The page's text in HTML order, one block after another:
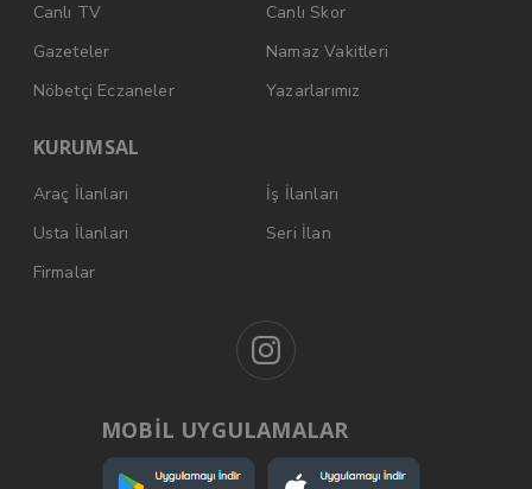
Canlı TV
Canlı Skor
Gazeteler
Namaz Vakitleri
Nöbetçi Eczaneler
Yazarlarımız
KURUMSAL
Araç İlanları
İş İlanları
Usta İlanları
Seri İlan
Firmalar
MOBİL UYGULAMALAR